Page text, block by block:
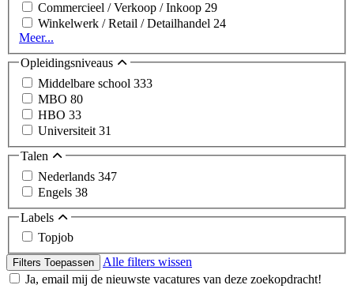
Commercieel / Verkoop / Inkoop 29
Winkelwerk / Retail / Detailhandel 24
Meer...
Opleidingsniveaus
Middelbare school 333
MBO 80
HBO 33
Universiteit 31
Talen
Nederlands 347
Engels 38
Labels
Topjob
Filters Toepassen
Alle filters wissen
Ja, email mij de nieuwste vacatures van deze zoekopdracht!